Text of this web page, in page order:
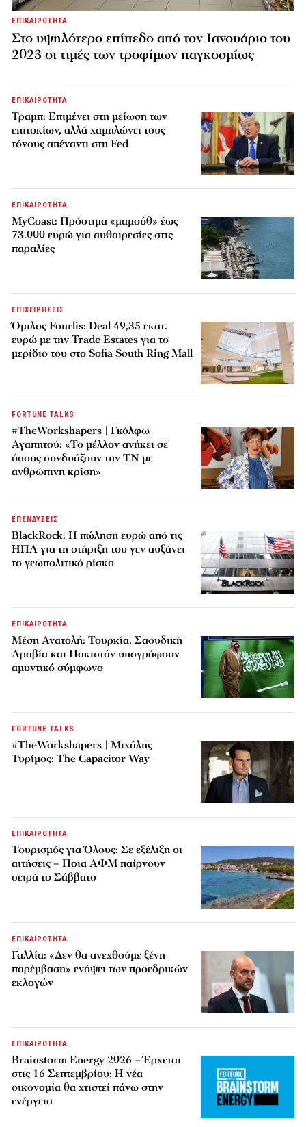
ΕΠΙΚΑΙΡΟΤΗΤΑ
Στο υψηλότερο επίπεδο από τον Ιανουάριο του
2023 οι τιμές των τροφίμων παγκοσμίως
ΕΠΙΚΑΙΡΟΤΗΤΑ
Τραμπ: Επιμένει στη μείωση των
επιτοκίων, αλλά χαμηλώνει τους
τόνους απέναντι στη Fed
ΕΠΙΚΑΙΡΟΤΗΤΑ
MyCoast: Πρόστιμα «μαμούθ» έως
73.000 ευρώ για αυθαιρεσίες στις
παραλίες
ΕΠΙΧΕΙΡΗΣΕΙΣ
Όμιλος Fourlis: Deal 49,35 εκατ.
ευρώ με την Trade Estates για το
μερίδιο του στο Sofia South Ring Mall
FORTUNE TALKS
#TheWorkshapers | Γκόλφω
Αγαπητού: «Το μέλλον ανήκει σε
όσους συνδυάζουν την ΤΝ με
ανθρώπινη κρίση»
ΕΠΕΝΔΥΣΕΙΣ
BlackRock: Η πώληση ευρώ από τις
ΗΠΑ για τη στήριξη του γεν αυξάνει
το γεωπολιτικό ρίσκο
ΕΠΙΚΑΙΡΟΤΗΤΑ
Μέση Ανατολή: Τουρκία, Σαουδική
Αραβία και Πακιστάν υπογράφουν
αμυντικό σύμφωνο
FORTUNE TALKS
#TheWorkshapers | Μιχάλης
Τυρίμος: The Capacitor Way
ΕΠΙΚΑΙΡΟΤΗΤΑ
Τουρισμός για Όλους: Σε εξέλιξη οι
αιτήσεις – Ποια ΑΦΜ παίρνουν
σειρά το Σάββατο
ΕΠΙΚΑΙΡΟΤΗΤΑ
Γαλλία: «Δεν θα ανεχθούμε ξένη
παρέμβαση» ενόψει των προεδρικών
εκλογών
ΕΠΙΚΑΙΡΟΤΗΤΑ
Brainstorm Energy 2026 – Έρχεται
στις 16 Σεπτεμβρίου: Η νέα
οικονομία θα χτιστεί πάνω στην
ενέργεια